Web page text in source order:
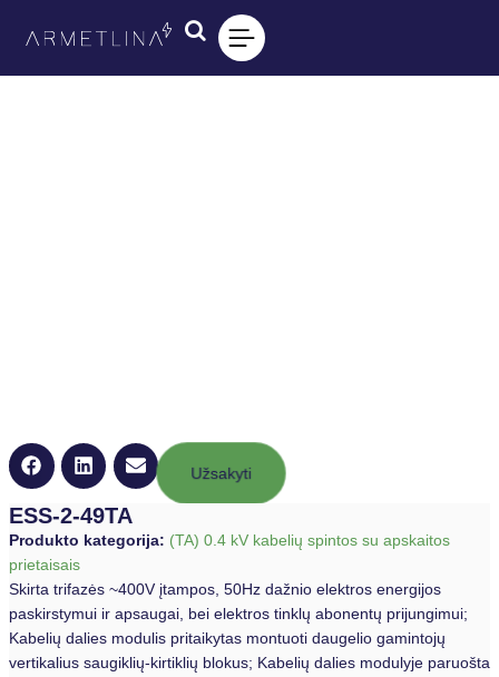
Užsakyti
ESS-2-49TA
Produkto kategorija: (TA) 0.4 kV kabelių spintos su apskaitos
prietaisais
Skirta trifazės ~400V įtampos, 50Hz dažnio elektros energijos
paskirstymui ir apsaugai, bei elektros tinklų abonentų prijungimui;
Kabelių dalies modulis pritaikytas montuoti daugelio gamintojų
vertikalius saugiklių-kirtiklių blokus; Kabelių dalies modulyje paruošta